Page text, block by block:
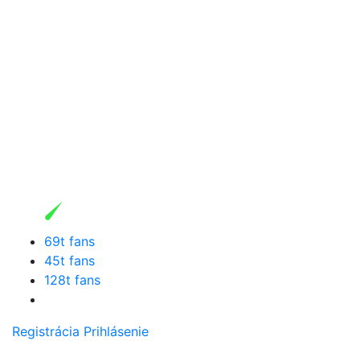
69t fans
45t fans
128t fans
Registrácia Prihlásenie